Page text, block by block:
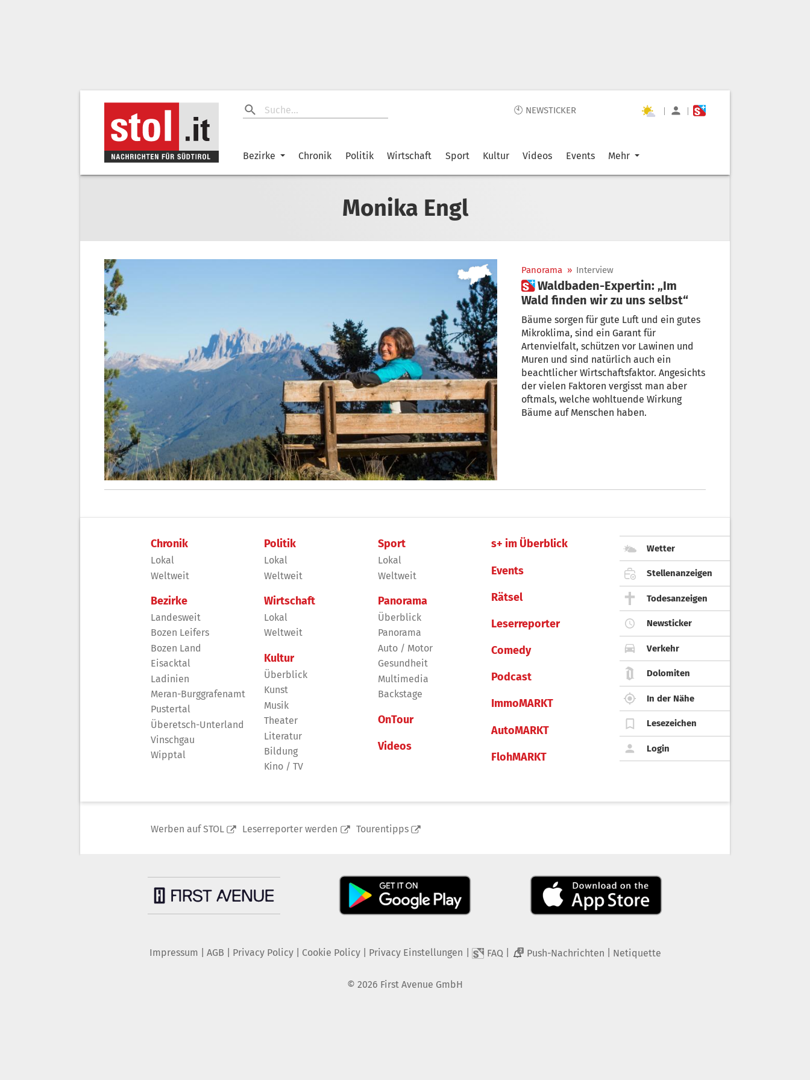
🕙 NEWSTICKER | |
Bezirke Chronik Politik Wirtschaft Sport Kultur Videos Events Mehr
Monika Engl
Panorama » Interview
 Waldbaden-Expertin: „Im
Wald finden wir zu uns selbst“
Bäume sorgen für gute Luft und ein gutes
Mikroklima, sind ein Garant für
Artenvielfalt, schützen vor Lawinen und
Muren und sind natürlich auch ein
beachtlicher Wirtschaftsfaktor. Angesichts
der vielen Faktoren vergisst man aber
oftmals, welche wohltuende Wirkung
Bäume auf Menschen haben.
Chronik
Lokal
Weltweit
Bezirke
Landesweit
Bozen Leifers
Bozen Land
Eisacktal
Ladinien
Meran-Burggrafenamt
Pustertal
Überetsch-Unterland
Vinschgau
Wipptal
Politik
Lokal
Weltweit
Wirtschaft
Lokal
Weltweit
Kultur
Überblick
Kunst
Musik
Theater
Literatur
Bildung
Kino / TV
Sport
Lokal
Weltweit
Panorama
Überblick
Panorama
Auto / Motor
Gesundheit
Multimedia
Backstage
OnTour
Videos
s+ im Überblick
Events
Rätsel
Leserreporter
Comedy
Podcast
ImmoMARKT
AutoMARKT
FlohMARKT
Wetter
Stellenanzeigen
Todesanzeigen
Newsticker
Verkehr
Dolomiten
In der Nähe
Lesezeichen
Login
Werben auf STOL Leserreporter werden Tourentipps
Impressum AGB Privacy Policy| Cookie Policy| Privacy Einstellungen FAQ 2 Push-Nachrichten Netiquette
© 2026 First Avenue GmbH